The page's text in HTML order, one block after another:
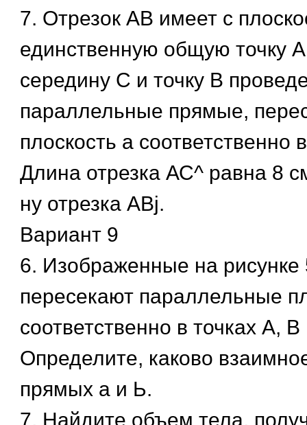
7. Отрезок АВ имеет с
единственную общую точку
середину С и точку В
параллельные прямые,
плоскость а соответственно
Длина отрезка АС^ равна 8
ну отрезка ABj.
Вариант 9
6. Изображенные на
пересекают параллельные
соответственно в точках А,
Определите, каково
прямых а и Ь.
7. Найдите объем тела,